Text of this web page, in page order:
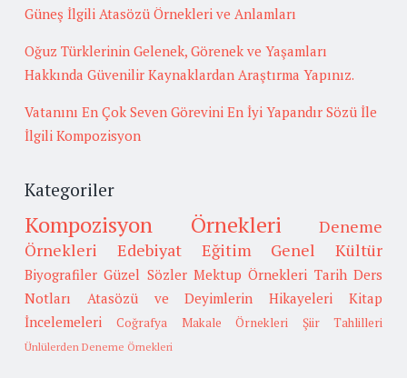
Güneş İlgili Atasözü Örnekleri ve Anlamları
Oğuz Türklerinin Gelenek, Görenek ve Yaşamları
Hakkında Güvenilir Kaynaklardan Araştırma Yapınız.
Vatanını En Çok Seven Görevini En İyi Yapandır Sözü İle
İlgili Kompozisyon
Kategoriler
Kompozisyon Örnekleri
Deneme
Örnekleri
Edebiyat Eğitim Genel Kültür
Biyografiler Güzel Sözler Mektup Örnekleri Tarih Ders
Notları
Atasözü ve Deyimlerin Hikayeleri
Kitap
İncelemeleri
Coğrafya Makale Örnekleri Şiir Tahlilleri
Ünlülerden Deneme Örnekleri